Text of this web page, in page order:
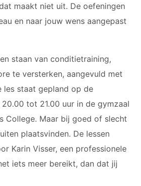
Perfect Pilates
Relaxercise
maakt niet uit. De oefeningen
en naar jouw wens aangepast
staan van conditietraining,
te versterken, aangevuld met
les staat gepland op de
tot 21.00 uur in de gymzaal
College. Maar bij goed of slecht
plaatsvinden. De lessen
Karin Visser, een professionele
iets meer bereikt, dan dat jij